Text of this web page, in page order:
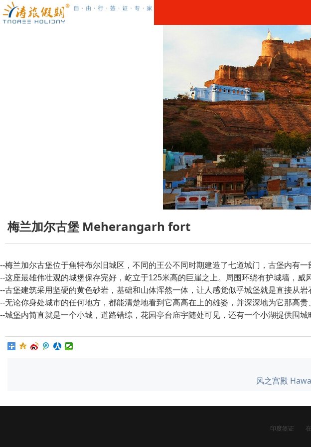
梅兰加尔古堡 Meherangarh fort
--梅兰加尔古堡位于焦特布尔旧城区，不同的王公不同时期建造了七道城门，古堡内有
--这座最雄伟壮观的城堡保存完好，屹立于125米高的巨崖之上。周围环绕有护城墙，威
--古堡建筑采用坚硬的黄色砂岩，基础和山体浑然一体，让人感觉似乎城堡就是直接从
--无论你身处城市的任何地方，都能清楚地看到它高高在上的雄姿，并深深地为它那高
--城堡内简直就是一个小城，道路错综，花园亭台庙宇随处可见，还有一个小湖提供围
风之宫殿
印度签证